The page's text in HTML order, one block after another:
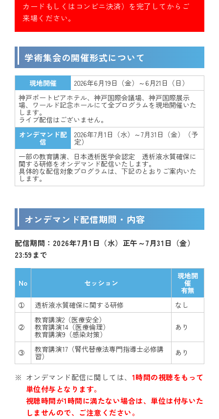
カードもしくはコンビニ決済）を完了してからご
来場ください。
学術集会の開催形式について
現地開催
2026年6月19日（金）～6月21日（日）
神戸ポートピアホテル、神戸国際会議場、神戸国際展示
場、ワールド記念ホールにて全プログラムを現地開催いた
します。
ライブ配信はございません。
オンデマンド配
信
2026年7月1日（水）～7月31日（金）（予
定）
一部の教育講演、日本透析医学会認定 透析液水質確保に
関する研修をオンデマンド配信いたします。
具体的な配信対象プログラムは、下記のとおりご案内いた
します。
オンデマンド配信期間・内容
配信期間：2026年7月1日（水）正午～7月31日（金）
23:59まで
No セッション
現地開
催
有無
➀
透析液水質確保に関する研修 なし
➁
教育講演2（医療安全）
教育講演14（医療倫理）
教育講演9（感染対策）
あり
➂ 教育講演17（腎代替療法専門指導士必修講
習） あり
オンデマンド配信に関しては、 1時間の視聴をもって
単位付与となります。
視聴時間が1時間に満たない場合は、単位は付与いた
しませんので、ご注意ください。